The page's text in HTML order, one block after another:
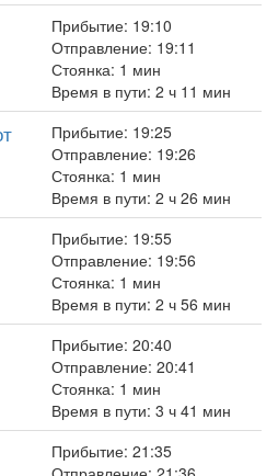
Прибытие: 19:10
Отправление: 19:11
Стоянка: 1 мин
Время в пути: 2 ч 11 мин
Прибытие: 19:25
Отправление: 19:26
Стоянка: 1 мин
Время в пути: 2 ч 26 мин
Прибытие: 19:55
Отправление: 19:56
Стоянка: 1 мин
Время в пути: 2 ч 56 мин
Прибытие: 20:40
Отправление: 20:41
Стоянка: 1 мин
Время в пути: 3 ч 41 мин
Прибытие: 21:35